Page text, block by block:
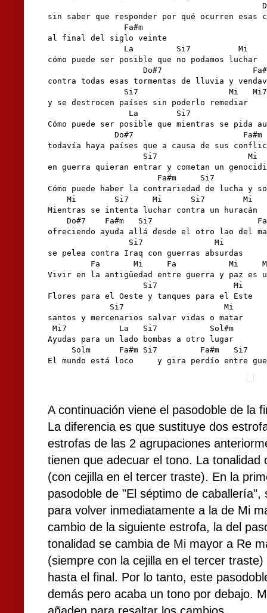
sin saber que responder por qué ocurren esas
                Fa#m
al final del siglo veinte
                La         Si7          Mi
cómo puede ser posible que no podamos luchar
Do#7
contra todas esas tormentas de lluvia y
                Si7                   Mi   Mi7
y se destrocen países sin poderlo remediar
La        Si7
Cómo puede ser posible que mientras se pida
              Do#7                       Fa#m
todavía haya países que a causa de sus
                    Si7                   Mi
en guerra quieran entrar y cometan un
Fa#m     Si7
Cómo puede haber la contrariedad de lucha y
    Mi        Si7     Mi      Si7        Mi
Mientras se intenta luchar contra un huracán
Do#7    Fa#m   Si7
ofreciendo ayuda allá desde el otro lao del
                 Si7               Mi
se pelea contra Iraq con guerras absurdas
Fa       Mi     Fa           Mi
Vivir en la antigüedad entre guerra y paz es
                    Si7                Mi
Flores para el Oeste y tanques para el Este
             Si7                     Mi
santos y mercenarios salvar vidas o matar
Mi7           La   Si7           Sol#m
Ayudas para un lado bombas a otro lugar
Solm      Fa#m Si7         Fa#m   Si7
El mundo está loco     y gira perdío entre
A continuación viene el pasodoble de la
La diferencia es que sustituye dos
estrofas de las 2 agrupaciones
tienen que adecuar el tono. La
(con cejilla en el tercer traste). En la
pasodoble de "El séptimo de
para volver inmediatamente a la de Mi
cambio de la siguiente estrofa, la del
tonalidad se cambia de Mi mayor a Re
(siempre con la cejilla en el tercer
hasta el final. Por lo tanto, este
demás pero acaba un tono por debajo.